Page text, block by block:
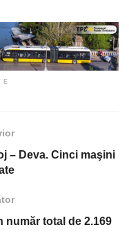
– Deva. Cinci maşini
număr total de 2.169